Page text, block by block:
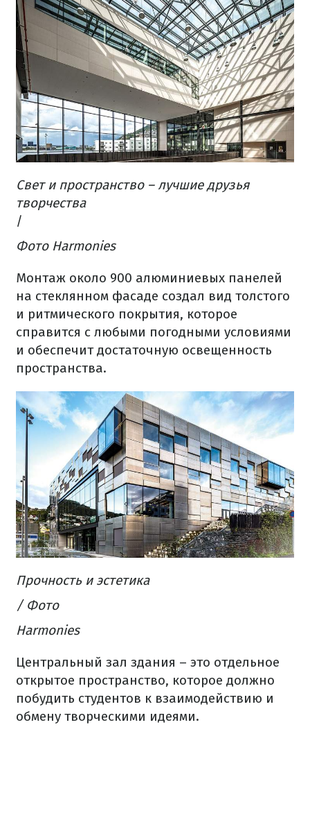
Свет и пространство – лучшие друзья
творчества
/
Фото Harmonies
Монтаж около 900 алюминиевых панелей
на стеклянном фасаде создал вид толстого
и ритмического покрытия, которое
справится с любыми погодными условиями
и обеспечит достаточную освещенность
пространства.
Прочность и эстетика
/ Фото
Harmonies
Центральный зал здания – это отдельное
открытое пространство, которое должно
побудить студентов к взаимодействию и
обмену творческими идеями.